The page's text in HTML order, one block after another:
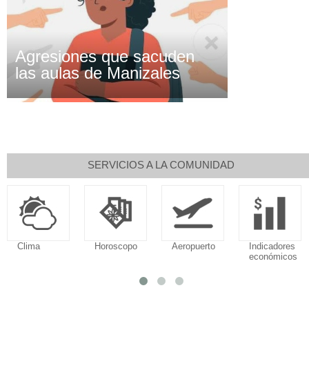
Agresiones que sacuden
las aulas de Manizales
SERVICIOS A LA COMUNIDAD
Clima Horoscopo Aeropuerto
Indicadores
económicos